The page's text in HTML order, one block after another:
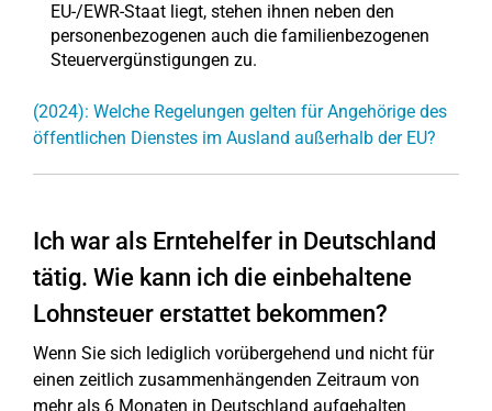
EU-/EWR-Staat liegt, stehen ihnen neben den
personenbezogenen auch die familienbezogenen
Steuervergünstigungen zu.
(2024): Welche Regelungen gelten für Angehörige des
öffentlichen Dienstes im Ausland außerhalb der EU?
Ich war als Erntehelfer in Deutschland
tätig. Wie kann ich die einbehaltene
Lohnsteuer erstattet bekommen?
Wenn Sie sich lediglich vorübergehend und nicht für
einen zeitlich zusammenhängenden Zeitraum von
mehr als 6 Monaten in Deutschland aufgehalten